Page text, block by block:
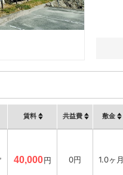
賃料 共益費 敷金
40,000円 0円 1.0ヶ月